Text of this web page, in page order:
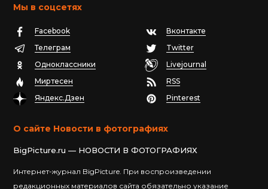
Мы в соцсетях
Facebook
Вконтакте
Телеграм
Twitter
Одноклассники
Livejournal
Миртесен
RSS
Яндекс.Дзен
Pinterest
О сайте Новости в фотографиях
BigPicture.ru — НОВОСТИ В ФОТОГРАФИЯХ
Интернет-журнал BigPicture. При воспроизведении
редакционных материалов сайта обязательно указание